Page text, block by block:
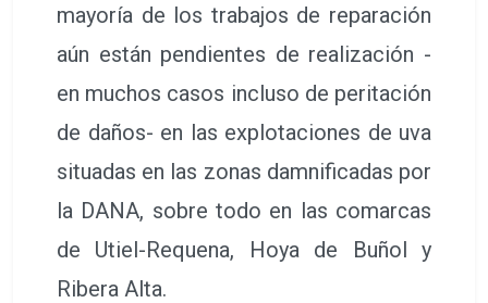
mayoría de los trabajos de reparación
aún están pendientes de realización -
en muchos casos incluso de peritación
de daños- en las explotaciones de uva
situadas en las zonas damnificadas por
la DANA, sobre todo en las comarcas
de Utiel-Requena, Hoya de Buñol y
Ribera Alta.